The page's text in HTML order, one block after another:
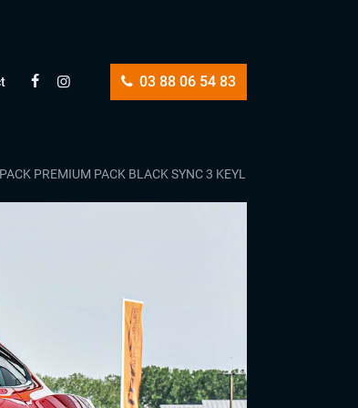
03 88 06 54 83
PREMIUM PACK BLACK SYNC 3 KEYLESS GO